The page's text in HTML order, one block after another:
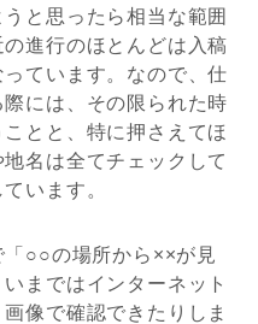
と思ったら相当な範囲
進行のほとんどは入稿
ています。なので、仕
には、その限られた時
とと、特に押さえてほ
名は全てチェックして
います。
○○の場所から××が見
まではインターネット
像で確認できたりしま